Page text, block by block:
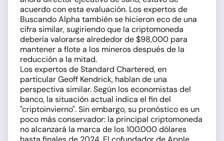
acuerdo con esta evaluación. Los expertos de
Buscando Alpha también se hicieron eco de una
cifra similar, sugiriendo que la criptomoneda
debería valorarse alrededor de $98,000 para
mantener a flote a los mineros después de la
reducción a la mitad.
Los expertos de Standard Chartered, en
particular Geoff Kendrick, hablan de una
perspectiva similar. Según los economistas del
banco, la situación actual indica el fin del
"criptoinvierno". Sin embargo, su pronóstico es un
poco más conservador: la principal criptomoneda
no alcanzará la marca de los 100.000 dólares